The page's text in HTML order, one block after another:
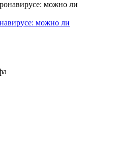
можно ли